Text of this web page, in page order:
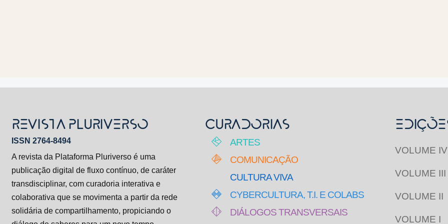
REVISTA PLURIVERSO
ISSN 2764-8494
A revista da Plataforma Pluriverso é uma
publicação digital de fluxo contínuo, de caráter
transdisciplinar, com curadoria interativa e
colaborativa que se movimenta a partir da rede
solidária de compartilhamento, propiciando o
CURADORIAS
ARTES
COMUNICAÇÃO
CULTURA VIVA
CYBERCULTURA, T.I. E COLABS
DIÁLOGOS TRANSVERSAIS
VOLUME IV
VOLUME III
VOLUME II
VOLUME I